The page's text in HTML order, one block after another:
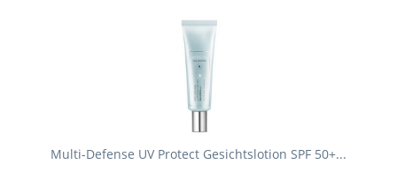
Multi-Defense UV Protect Gesichtslotion SPF 50+...